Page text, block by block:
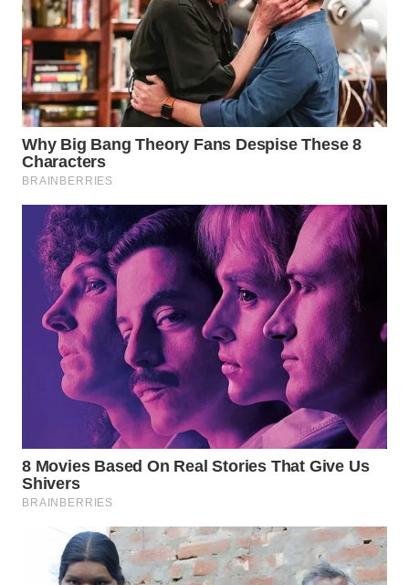
WN
INDRAMAYU
WN
KUNINGAN
WN
MAJALENGKA
WN
SUBANG
WN
SUKABUMI
WN
PURWAKARTA
PRIANGAN
TIMUR
WN
SEMARANG
WN